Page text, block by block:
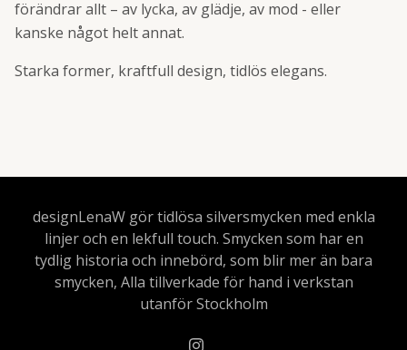
förändrar allt – av lycka, av glädje, av mod - eller
kanske något helt annat.
Starka former, kraftfull design, tidlös elegans.
designLenaW gör tidlösa silversmycken med enkla
linjer och en lekfull touch. Smycken som har en
tydlig historia och innebörd, som blir mer än bara
smycken, Alla tillverkade för hand i verkstan
utanför Stockholm